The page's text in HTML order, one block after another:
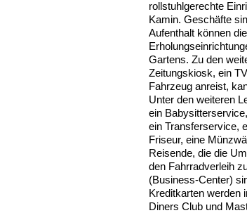
rollstuhlgerechte
Kamin. Geschäfte
Aufenthalt können
Gartens. Zu den
Zeitungskiosk, ein
Fahrzeug anreist,
Unter den weiteren
ein
ein Transferservice,
Friseur, eine
Reisende, die die
den Fahrradverleih
(Business-Center)
Kreditkarten werden
Diners Club und